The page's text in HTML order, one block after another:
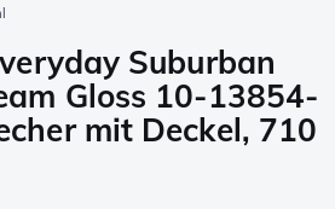
Suburban
Gloss 10-13854-
mit Deckel, 710